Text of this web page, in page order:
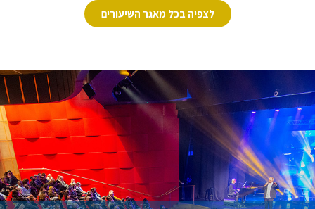
לצפיה בכל מאגר השיעורים